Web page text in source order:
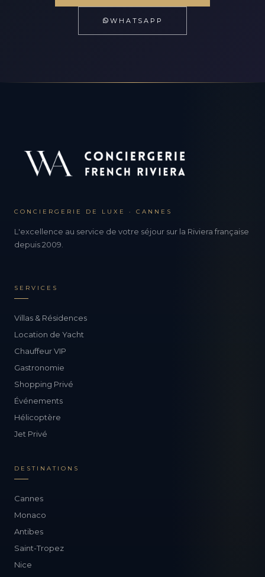
WHATSAPP
CONCIERGERIE DE LUXE · CANNES
L'excellence au service de votre séjour sur la Riviera française
depuis 2009.
SERVICES
Villas & Résidences
Location de Yacht
Chauffeur VIP
Gastronomie
Shopping Privé
Événements
Hélicoptère
Jet Privé
DESTINATIONS
Cannes
Monaco
Antibes
Saint-Tropez
Nice